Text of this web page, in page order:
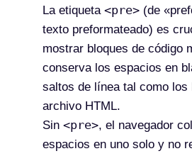
La etiqueta <pre> (de
texto preformateado) es
mostrar bloques de código
conserva los espacios en
saltos de línea tal como
archivo HTML.
Sin <pre>, el navegador
espacios en uno solo y no